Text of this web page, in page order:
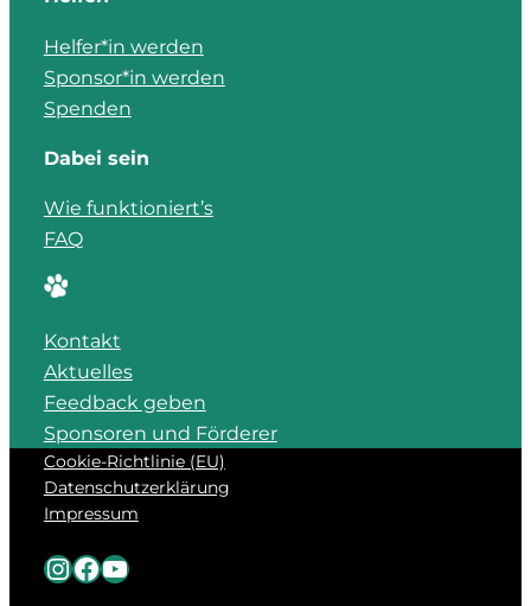
Helfer*in werden
Sponsor*in werden
Spenden
Dabei sein
Wie funktioniert’s
FAQ
Kontakt
Aktuelles
Feedback geben
Sponsoren und Förderer
Cookie-Richtlinie (EU)
Datenschutzerklärung
Impressum
InstagramFacebook YouTube